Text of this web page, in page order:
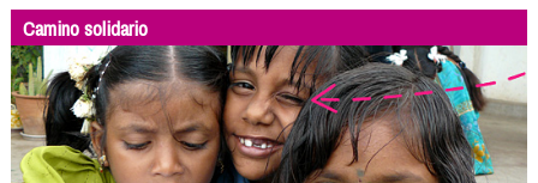
Camino solidario